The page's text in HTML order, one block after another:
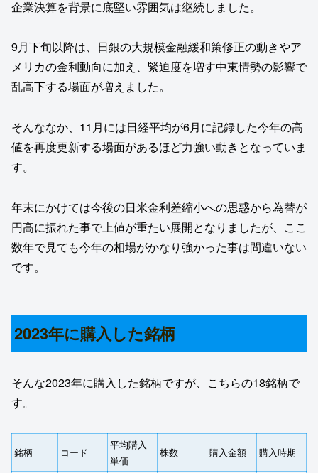
企業決算を背景に底堅い雰囲気は継続しました。
9月下旬以降は、日銀の大規模金融緩和策修正の動きやア
メリカの金利動向に加え、緊迫度を増す中東情勢の影響で
乱高下する場面が増えました。
そんななか、11月には日経平均が6月に記録した今年の高
値を再度更新する場面があるほど力強い動きとなっていま
す。
年末にかけては今後の日米金利差縮小への思惑から為替が
円高に振れた事で上値が重たい展開となりましたが、ここ
数年で見ても今年の相場がかなり強かった事は間違いない
です。
2023年に購入した銘柄
そんな2023年に購入した銘柄ですが、こちらの18銘柄で
す。
銘柄 コード
平均購入
単価
株数 購入金額 購入時期